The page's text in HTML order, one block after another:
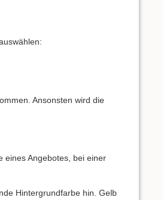
Ansonsten wird die
eines Angebotes, bei einer
Hintergrundfarbe hin. Gelb